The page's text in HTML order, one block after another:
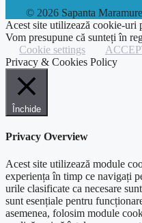
© 2026 Sapanta
Acest site utilizează cookie-uri
Vom presupune că sunteți în
Cookie settings
Privacy & Cookies Policy
Închide
Privacy Overview
Acest site utilizează module
experiența în timp ce navigați
urile clasificate ca necesare
sunt esențiale pentru
asemenea, folosim module